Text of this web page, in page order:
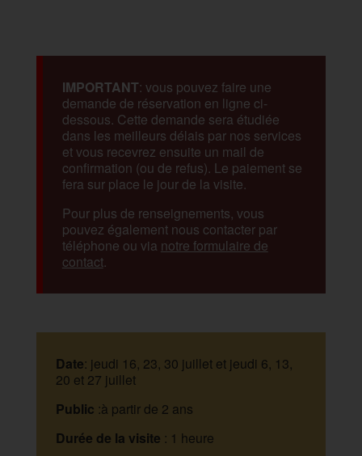
IMPORTANT: vous pouvez faire une
demande de réservation en ligne ci-
dessous. Cette demande sera étudiée
dans les meilleurs délais par nos services
et vous recevrez ensuite un mail de
confirmation (ou de refus). Le paiement se
fera sur place le jour de la visite.
Pour plus de renseignements, vous
pouvez également nous contacter par
téléphone ou via notre formulaire de
contact.
Date: jeudi 16, 23, 30 juillet et jeudi 6, 13,
20 et 27 juillet
Public :à partir de 2 ans
Durée de la visite : 1 heure